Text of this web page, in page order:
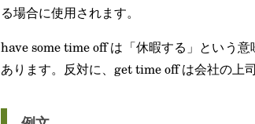
る場合に使用されます。
have some time off は「休暇する」という
あります。反対に、get time off は会社の上